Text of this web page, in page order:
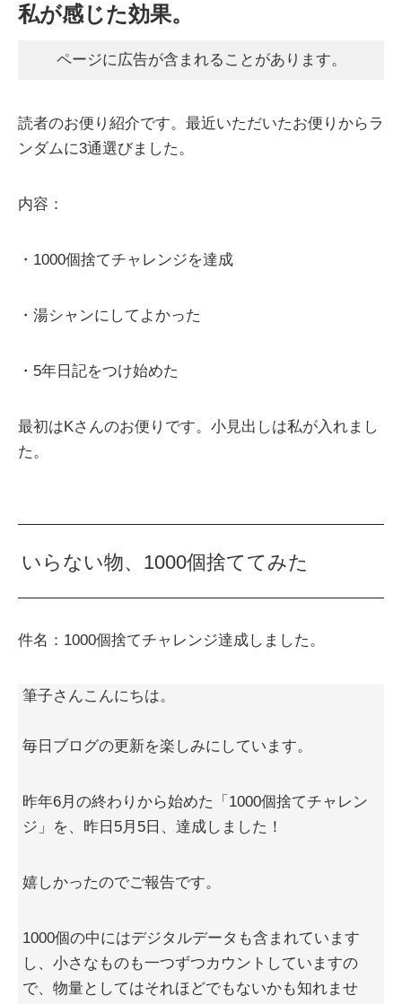
私が感じた効果。
ページに広告が含まれることがあります。
読者のお便り紹介です。最近いただいたお便りからラ
ンダムに3通選びました。
内容：
・1000個捨てチャレンジを達成
・湯シャンにしてよかった
・5年日記をつけ始めた
最初はKさんのお便りです。小見出しは私が入れまし
た。
いらない物、1000個捨ててみた
件名：1000個捨てチャレンジ達成しました。
筆子さんこんにちは。
毎日ブログの更新を楽しみにしています。
昨年6月の終わりから始めた「1000個捨てチャレン
ジ」を、昨日5月5日、達成しました！
嬉しかったのでご報告です。
1000個の中にはデジタルデータも含まれています
し、小さなものも一つずつカウントしていますの
で、物量としてはそれほどでもないかも知れませ